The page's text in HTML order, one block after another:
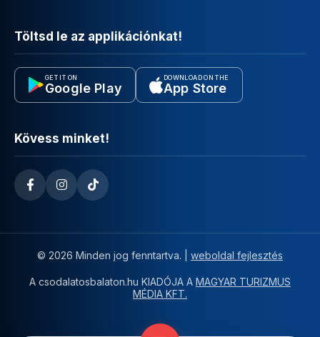
Töltsd le az applikációnkat!
GET IT ON
Google Play
DOWNLOAD ON THE
App Store
Kövess minket!
© 2026 Minden jog fenntartva. | weboldal fejlesztés
A csodalatosbalaton.hu KIADÓJA A MAGYAR TURIZMUS
MÉDIA KFT.